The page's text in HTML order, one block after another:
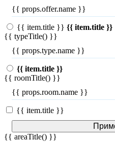
{{ props.offer.name }}
{{ item.title }} {{ item.title }}
{{ typeTitle() }}
{{ props.type.name }}
{{ item.title }}
{{ roomTitle() }}
{{ props.room.name }}
{{ item.title }}
{{ areaTitle() }}